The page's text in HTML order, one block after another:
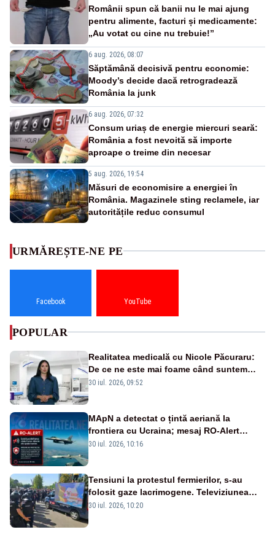
Românii spun că banii nu le mai ajung
pentru alimente, facturi și medicamente:
„Au votat cu cine nu trebuie!”
6 aug. 2026, 08:07
Săptămână decisivă pentru economie:
Moody’s decide dacă retrogradează
România la junk
6 aug. 2026, 07:32
Consum uriaș de energie miercuri seară:
România a fost nevoită să importe
aproape o treime din necesar
5 aug. 2026, 19:54
Măsuri de economisire a energiei în
România. Magazinele sting reclamele, iar
autoritățile reduc consumul
URMĂREȘTE-NE PE
Facebook YouTube
POPULAR
Realitatea medicală cu Nicole Păcuraru:
De ce ne este mai foame când suntem
obosiți?
30 iul. 2026, 09:52
MApN a detectat o țintă aeriană la
frontiera cu Ucraina; mesaj RO-Alert
transmis în județul Tulcea
30 iul. 2026, 10:16
Tensiuni la protestul fermierilor, s-au
folosit gaze lacrimogene. Televiziunea
Poporului face apel la calm – LIVE TEXT
30 iul. 2026, 10:20